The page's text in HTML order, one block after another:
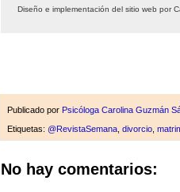
Diseño e implementación del sitio web por
Publicado por Psicóloga Carolina Guzmán
Etiquetas: @RevistaSemana divorcio
No hay comentarios: